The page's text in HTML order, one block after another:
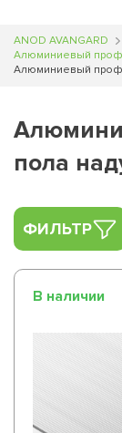
ANOD AVANGARD
Алюминиевый
Алюминиевый
пола
ФИЛЬТР
В наличии